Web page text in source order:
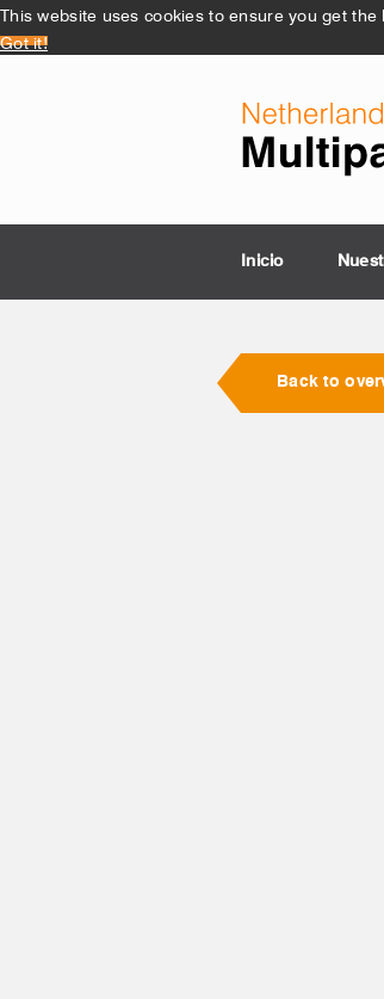
This website uses cookies to ensure you get
Got it!
Inicio
Back to